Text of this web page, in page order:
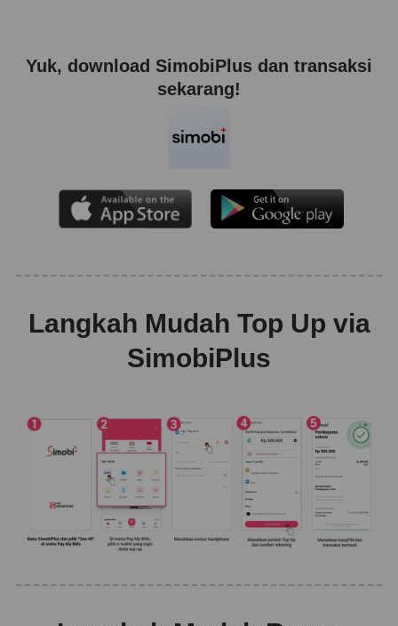
Yuk, download SimobiPlus dan transaksi
sekarang!
Langkah Mudah Top Up via
SimobiPlus